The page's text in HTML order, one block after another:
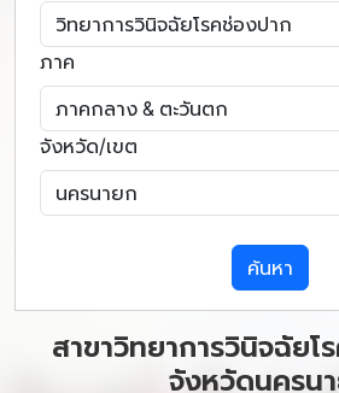
ภาค
จังหวัด/เขต
ค้นหา
สาขาวิทยาการวินิจฉัยโ
จังหวัดนครน